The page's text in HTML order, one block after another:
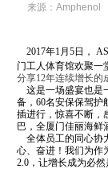
来源：
2017年1 月5日，
门工人体育馆欢聚一
分享12年连续增长的
这是一场盛宴也是
备，60名安保保驾护
插进行，惊喜不断，
巴，全厦门佳丽海鲜
全体员工的同心协
心、奋进！我们为作
2.0 ，让增长成为必